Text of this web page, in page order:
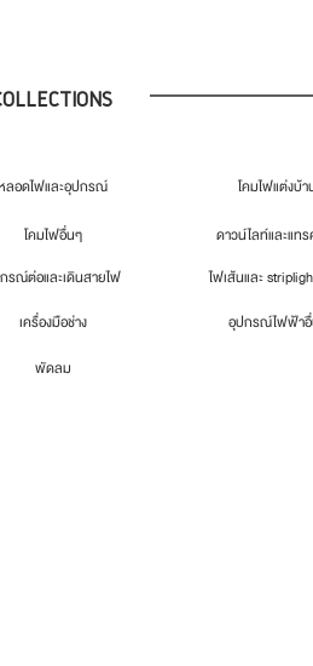
ลอดไฟและอุปกรณ์
โคมไฟอื่นๆ
รณ์ต่อและเดินสายไฟ
เครื่องมือช่าง
โคมไฟแต่งบ้า
ดาวน์ไลท์และแท
ไฟเส้นและ
อุปกรณ์ไฟฟ้า
พัดลม